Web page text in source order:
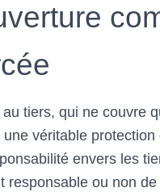
tiers, qui ne couvre
véritable
envers les
responsable ou non